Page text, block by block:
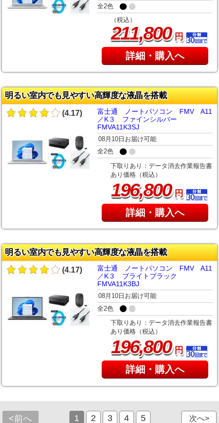
全2色
（税込）
211,800円
詳細・購入へ
明るい室内でも見やすい高輝度な液晶を搭載
(4.17)
富士通 ノートパソコン FMV A11
／K３ ファインシルバー
FMVA11K3SJ
08月10日お届け可能
全2色
下取りあり：データ消去作業報告書
あり価格（税込）
196,800円
詳細・購入へ
明るい室内でも見やすい高輝度な液晶を搭載
(4.17)
富士通 ノートパソコン FMV A11
／K３ ブライトブラック
FMVA11K3BJ
08月10日お届け可能
全2色
下取りあり：データ消去作業報告書
あり価格（税込）
196,800円
詳細・購入へ
<前へ 1 2 3 4 5 次へ>